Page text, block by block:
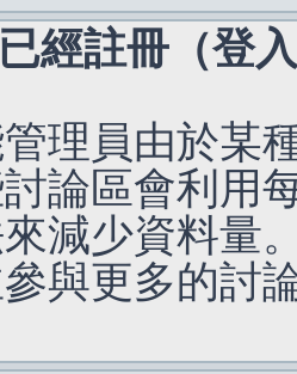
經註冊（登
理員由於某
論區會利用
減少資料量
與更多的討